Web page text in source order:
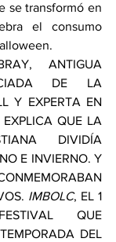
se transformó en
el consumo
ANTIGUA
DE LA
Y EXPERTA EN
EXPLICA QUE LA
DIVIDÍA
E INVIERNO. Y
IMBOLC, EL 1
QUE
DEL